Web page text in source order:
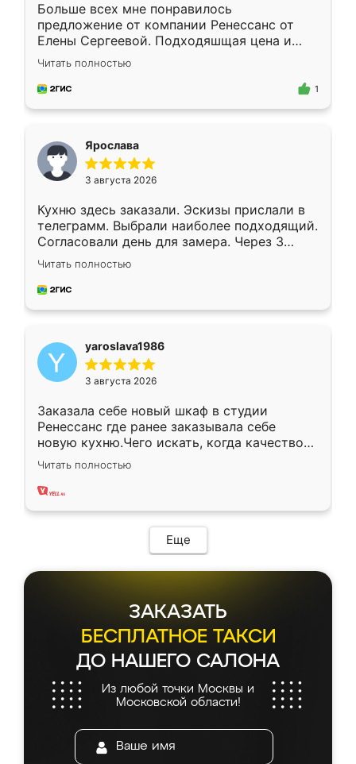
Больше всех мне понравилось
предложение от компании Ренессанс от
Елены Сергеевой. Подходяшщая цена и
короткие сроки изготовления. Приехавший
для замера сотрудник Владислав
предложил по моему эскизу самый
Читать полностью
1
Ярослава
3 августа 2026
Кухню здесь заказали. Эскизы прислали в
телеграмм. Выбрали наиболее подходящий.
Согласовали день для замера. Через 3
недели кухня была уже готова. Остались
довольны работой. Спасибо Ренессанс
мебель за качественную работу!
Читать полностью
yaroslava1986
3 августа 2026
Заказала себе новый шкаф в студии
Ренессанс где ранее заказывала себе
новую кухню.Чего искать, когда качеством
вполне довольна. Служит кухня уже почти
два года, нареканий нет.
Читать полностью
Еще
ЗАКАЗАТЬ
БЕСПЛАТНОЕ ТАКСИ
ДО НАШЕГО САЛОНА
Из любой точки Москвы и
Московской области!